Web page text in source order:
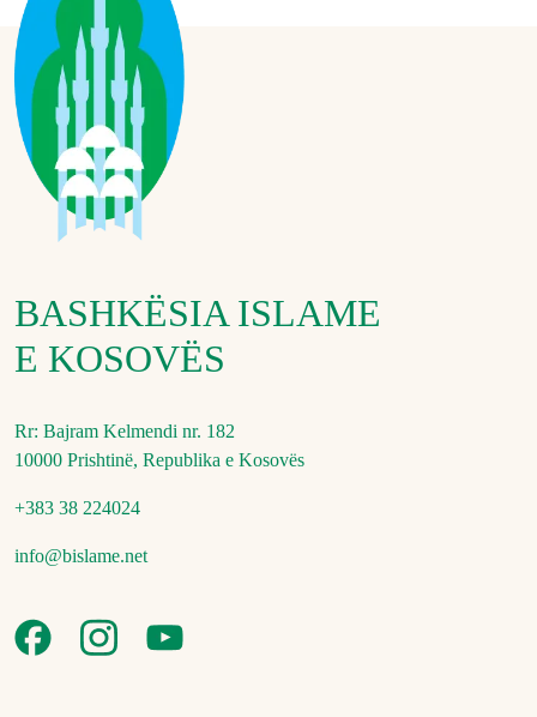
BASHKËSIA ISLAME
E KOSOVËS
Rr: Bajram Kelmendi nr. 182
10000 Prishtinë, Republika e Kosovës
+383 38 224024
info@bislame.net